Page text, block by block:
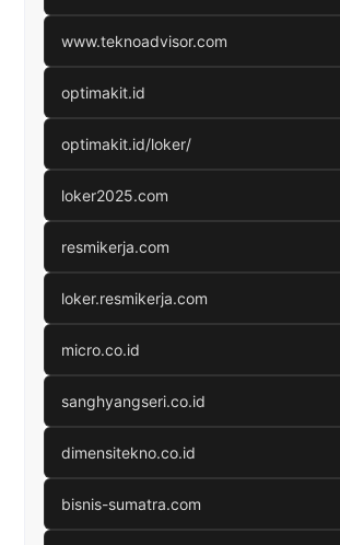
www.teknoadvisor.com
optimakit.id
optimakit.id/loker/
loker2025.com
resmikerja.com
loker.resmikerja.com
micro.co.id
sanghyangseri.co.id
dimensitekno.co.id
bisnis-sumatra.com